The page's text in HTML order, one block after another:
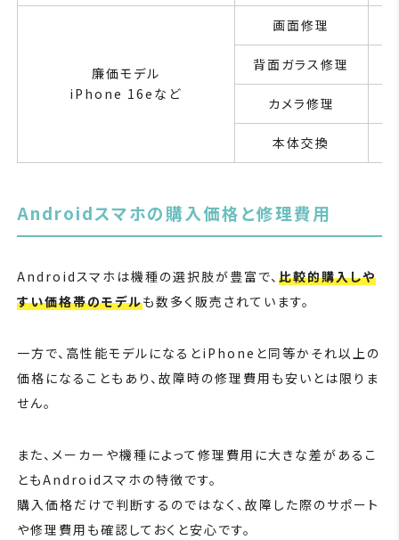
廉価モデル
iPhone 16eなど
画面修理
背面ガラス修理
カメラ修理
本体交換
Androidスマホの購入価格と修理費用
Androidスマホは機種の選択肢が豊富で、 比較的購入しや
すい価格帯のモデルも数多く販売されています。
一方で、高性能モデルになるとiPhoneと同等かそれ以上の
価格になることもあり、故障時の修理費用も安いとは限りま
せん。
また、メーカーや機種によって修理費用に大きな差があるこ
ともAndroidスマホの特徴です。
購入価格だけで判断するのではなく、故障した際のサポート
や修理費用も確認しておくと安心です。